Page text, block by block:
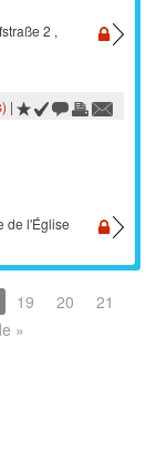
2 ,
|
de l'Église
19 20
21
»